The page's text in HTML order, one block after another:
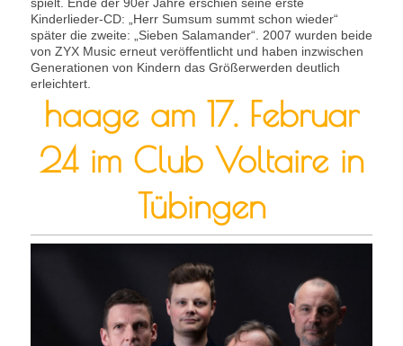
Kinderlieder-CD: „Herr Sumsum summt schon wieder“
später die zweite: „Sieben Salamander“. 2007 wurden beide
von ZYX Music erneut veröffentlicht und haben inzwischen
Generationen von Kindern das Größerwerden deutlich
erleichtert.
haage am 17. Februar
24 im Club Voltaire in
Tübingen